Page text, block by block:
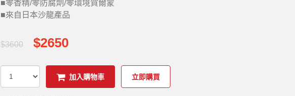
■零香精/零防腐劑/零環境賀爾蒙
■來自日本沙龍產品
$3600 $2650
加入購物車 立即購買